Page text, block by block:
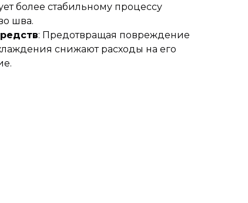
более стабильному процессу
шва.
: Предотвращая повреждение
снижают расходы на его